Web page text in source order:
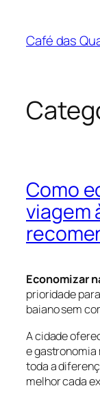
Café das
Como
viagem
Economizar
prioridade
baiano sem
A cidade
e gastronomia
toda a
melhor cada